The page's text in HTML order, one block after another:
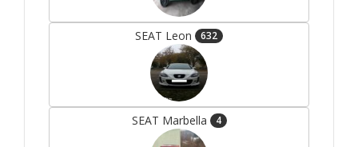
SEAT Leon 632
SEAT Marbella 4